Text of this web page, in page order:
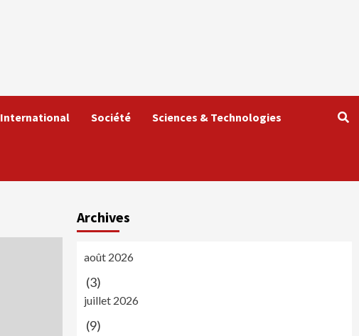
International Société Sciences & Technologies
Archives
août 2026
(3)
juillet 2026
(9)